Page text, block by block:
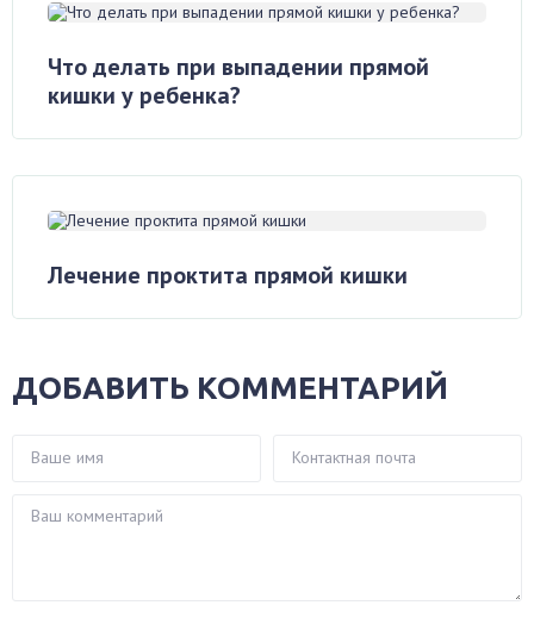
Что делать при выпадении прямой
кишки у ребенка?
Лечение проктита прямой кишки
ДОБАВИТЬ КОММЕНТАРИЙ